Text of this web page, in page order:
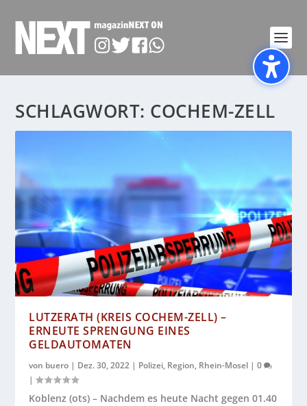
SCHLAGWORT: COCHEM-ZELL
LUTZERATH (KREIS COCHEM-ZELL) –
ERNEUTE SPRENGUNG EINES
GELDAUTOMATEN
von buero | Dez. 30, 2022 | Polizei, Region, Rhein-Mosel |0
|
Koblenz (ots) – Nachdem es heute Nacht gegen 01.40